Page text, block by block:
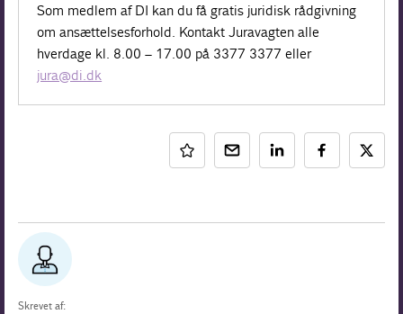
Som medlem af DI kan du få gratis juridisk rådgivning
om ansættelsesforhold. Kontakt Juravagten alle
hverdage kl. 8.00 – 17.00 på 3377 3377 eller
jura@di.dk
Skrevet af: